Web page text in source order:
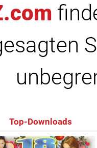
Top-Downloads